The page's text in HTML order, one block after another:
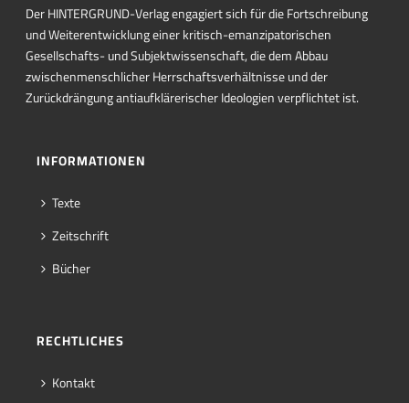
Der HINTERGRUND-Verlag engagiert sich für die Fortschreibung
und Weiterentwicklung einer kritisch-emanzipatorischen
Gesellschafts- und Subjektwissenschaft, die dem Abbau
zwischenmenschlicher Herrschaftsverhältnisse und der
Zurückdrängung antiaufklärerischer Ideologien verpflichtet ist.
INFORMATIONEN
Texte
Zeitschrift
Bücher
RECHTLICHES
Kontakt